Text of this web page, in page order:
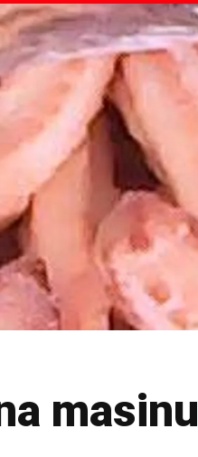
masinu